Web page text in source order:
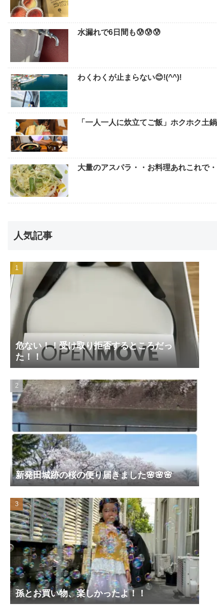
水漏れで6日間も😰😰😰
わくわくが止まらない😊!(^^)!
「一人一人に炊立てご飯」ホクホク土
大量のアスパラ・・お料理あれこれで
人気記事
危ない！！受け取り拒否するところだっ
た！！
新発田城跡の桜の便り届きました🌸🌸🌸
孫とお買い物、楽しかったよ！！